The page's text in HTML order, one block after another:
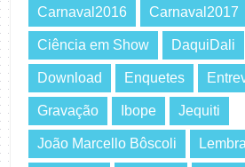
Carnaval2016 Carnaval2017
Ciência em Show DaquiDali
Download Enquetes
Gravação Ibope Jequiti
João Marcello Bôscoli